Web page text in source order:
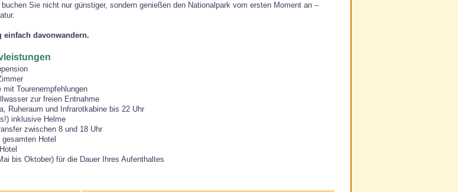
Sie nicht nur günstiger, sondern genießen den Nationalpark vom ersten Moment an –
davonwandern.
mit Tourenempfehlungen
zur freien Entnahme
Ruheraum und Infrarotkabine bis 22 Uhr
inklusive Helme
zwischen 8 und 18 Uhr
Hotel
bis Oktober) für die Dauer Ihres Aufenthaltes